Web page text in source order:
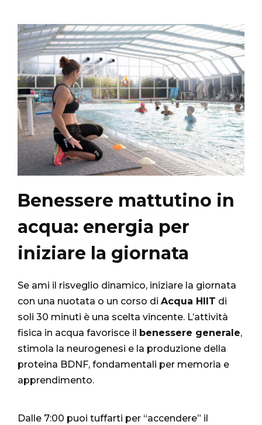
Benessere mattutino in
acqua: energia per
iniziare la giornata
Se ami il risveglio dinamico, iniziare la giornata
con una nuotata o un corso di Acqua HIIT di
soli 30 minuti è una scelta vincente. L’attività
fisica in acqua favorisce il benessere generale,
stimola la neurogenesi e la produzione della
proteina BDNF, fondamentali per memoria e
apprendimento.
Dalle 7:00 puoi tuffarti per “accendere” il